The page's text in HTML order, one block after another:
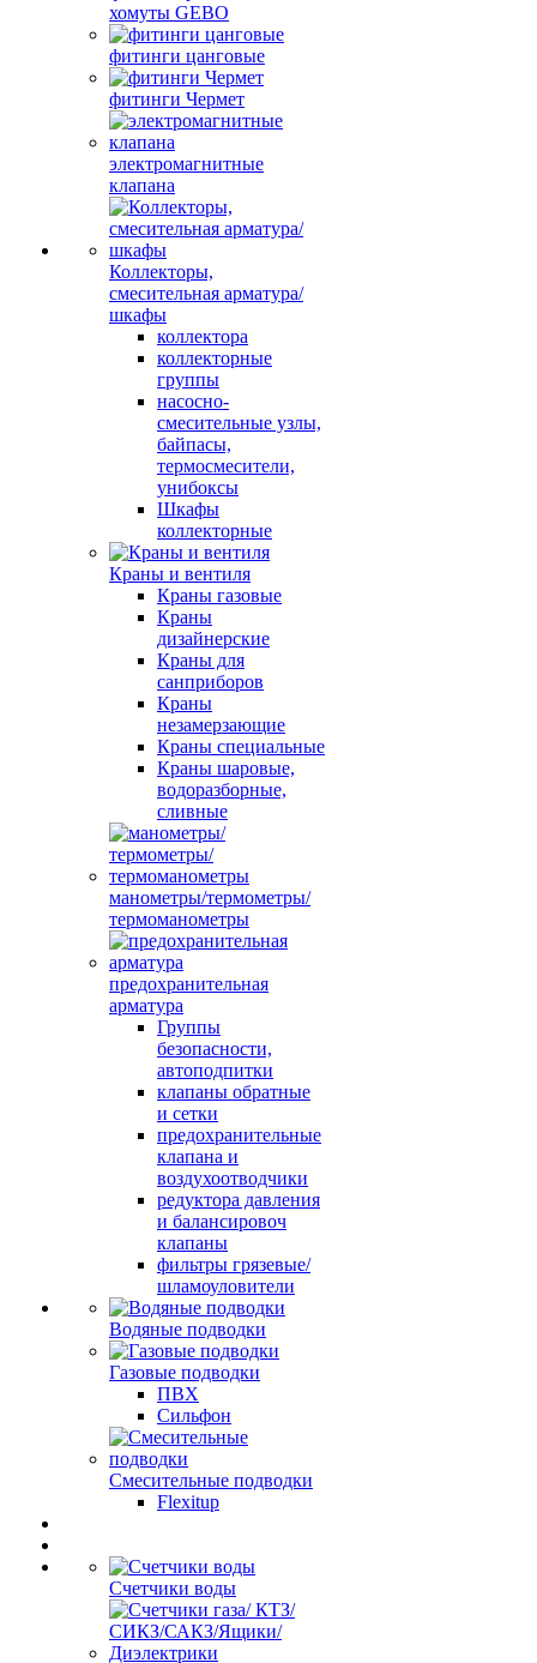
хомуты GEBO
фитинги цанговые
фитинги Чермет
электромагнитные
клапана
Коллекторы,
смесительная арматура/
шкафы
коллектора
коллекторные
группы
насосно-
смесительные узлы,
байпасы,
термосмесители,
унибоксы
Шкафы
коллекторные
Краны и вентиля
Краны газовые
Краны
дизайнерские
Краны для
санприборов
Краны
незамерзающие
Краны специальные
Краны шаровые,
водоразборные,
сливные
манометры/термометры/
термоманометры
предохранительная
арматура
Группы
безопасности,
автоподпитки
клапаны обратные
и сетки
предохранительные
клапана и
воздухоотводчики
редуктора давления
и балансировоч
клапаны
фильтры грязевые/
шламоуловители
Водяные подводки
Газовые подводки
ПВХ
Сильфон
Смесительные подводки
Flexitup
Счетчики воды